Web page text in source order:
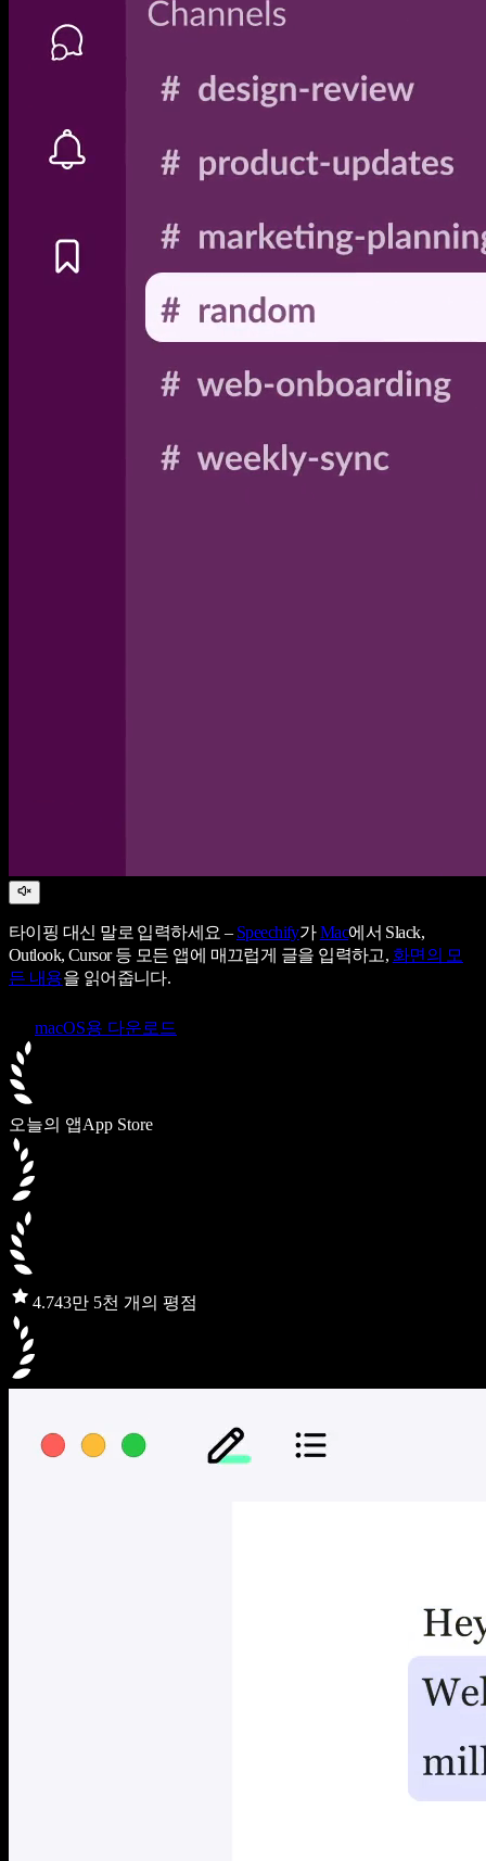
타이핑 대신 말로 입력하세요 – Speechify가Mac에서 Slack,
Outlook, Cursor 등 모든 앱에 매끄럽게 글을 입력하고, 화면의 모
든 내용을 읽어줍니다.
macOS용 다운로드
오늘의 앱App Store
4.743만 5천 개의 평점